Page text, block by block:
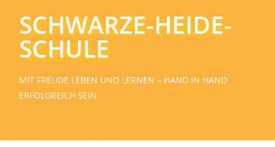
SCHWARZE-HEIDE-
SCHULE
MIT FREUDE LEBEN UND LERNEN – HAND IN HAND
ERFOLGREICH SEIN